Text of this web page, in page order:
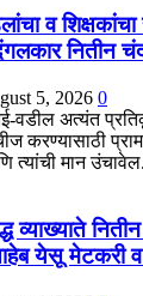
व
नितीन
5, 2026 0
वडील अत्यंत
करण्यासाठी
त्यांची मान
व्याख्याते
येसू मेटकरी